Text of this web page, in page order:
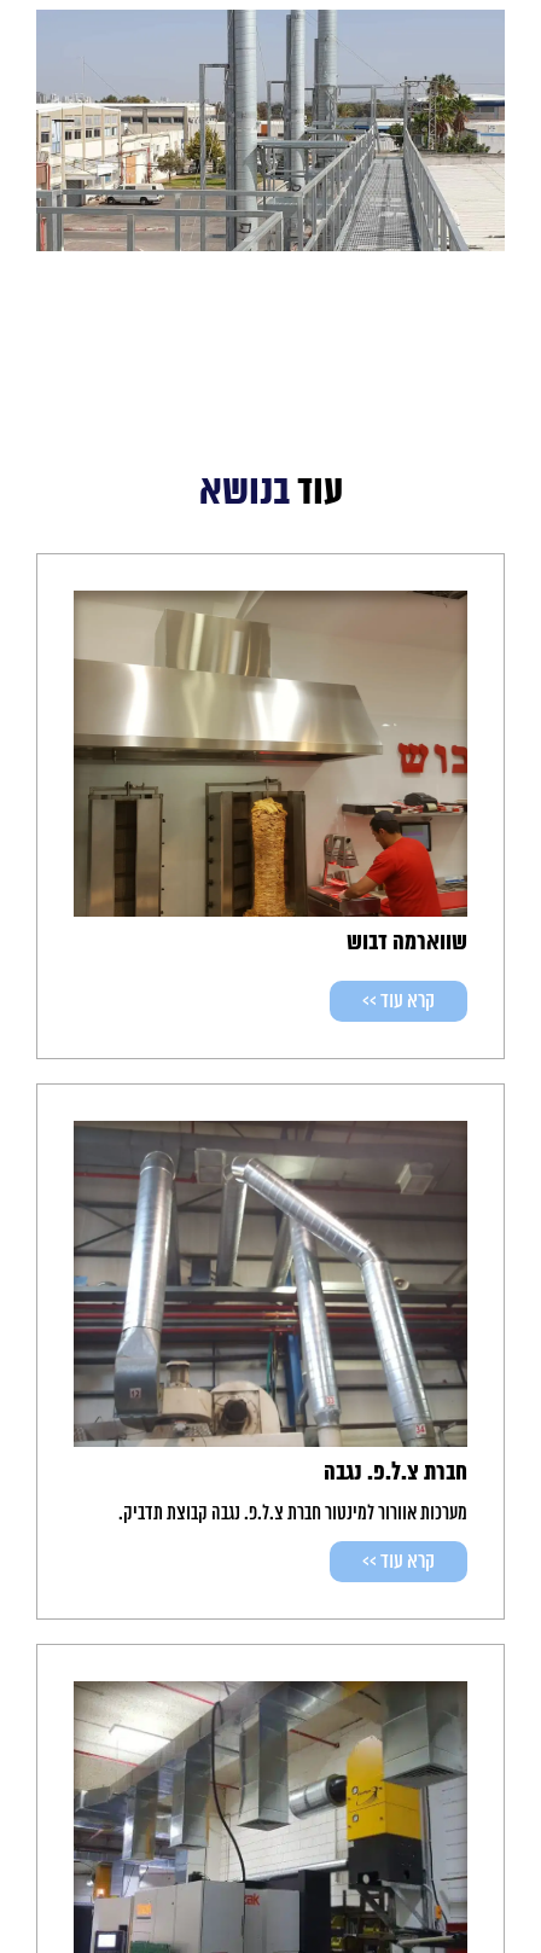
עודבנושא
שווארמה דבוש
קרא עוד >>
חברת צ.ל.פ. נגבה
מערכות אוורור למינטור חברת צ.ל.פ. נגבה קבוצת תדביק.
קרא עוד >>